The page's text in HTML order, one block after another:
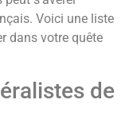
Voici une liste
dans votre quête
de